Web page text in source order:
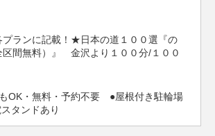
プランに記載！★日本の道１００選『の
区間無料）』 金沢より１００分/１００
OK・無料・予約不要 ●屋根付き駐輪場
タンドあり